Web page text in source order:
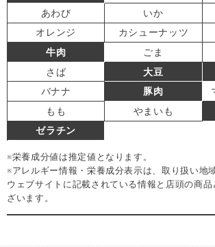
あわび
いか
オレンジ
カシューナッツ
牛肉
ごま
さば
大豆
バナナ
豚肉
もも
やまいも
ゼラチン
※栄養成分値は推定値となります。
※アレルギー情報・栄養成分表示は、取り扱い地
ウェブサイトに記載されている情報と店頭の商
ざいます。